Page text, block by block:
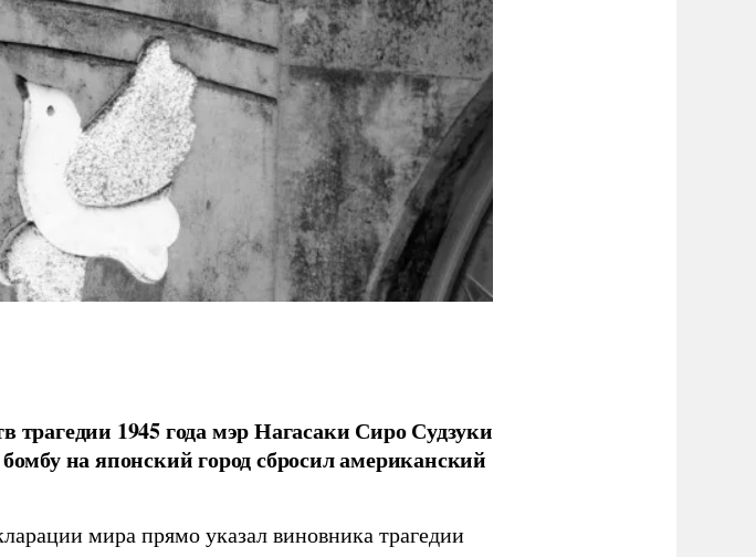
1945 года мэр Нагасаки Сиро Судзуки
на японский город сбросил американский
мира прямо указал виновника трагедии